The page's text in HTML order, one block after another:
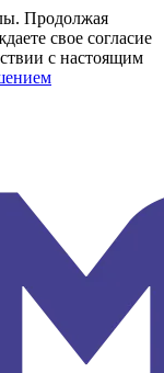
Продолжая
свое согласие
с настоящим